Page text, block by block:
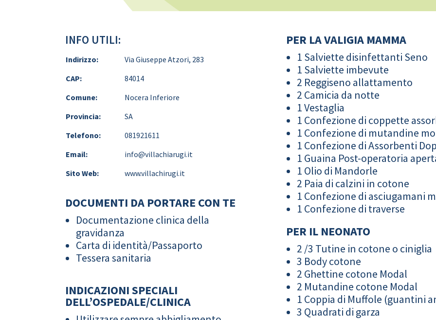
INFO UTILI:
Indirizzo:
Via Giuseppe Atzori, 283
CAP:
84014
Comune:
Nocera Inferiore
Provincia:
SA
Telefono:
081921611
Email:
info@villachiarugi.it
Sito Web:
www.villachirugi.it
DOCUMENTI DA PORTARE CON TE
Documentazione clinica della
gravidanza
Carta di identità/Passaporto
Tessera sanitaria
INDICAZIONI SPECIALI
DELL’OSPEDALE/CLINICA
PER LA VALIGIA MAMMA
1 Salviette disinfettanti Seno
1 Salviette imbevute
2 Reggiseno allattamento
2 Camicia da notte
1 Vestaglia
1 Confezione di coppette
1 Confezione di mutandine
1 Confezione di Assorbenti
1 Guaina Post-operatoria
1 Olio di Mandorle
2 Paia di calzini in cotone
1 Confezione di asciugamani
1 Confezione di traverse
PER IL NEONATO
2 /3 Tutine in cotone o ciniglia
3 Body cotone
2 Ghettine cotone Modal
2 Mutandine cotone Modal
1 Coppia di Muffole (guantini
3 Quadrati di garza